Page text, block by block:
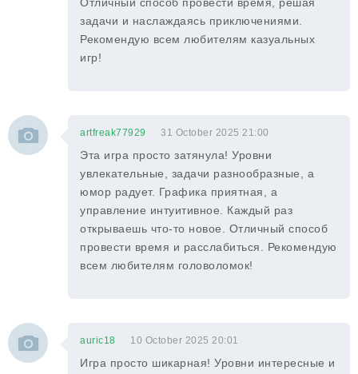
задачи и наслаждаясь приключениями.
Рекомендую всем любителям казуальных
игр!
artfreak77929 31 October 2025 21:00
Эта игра просто затянула! Уровни
увлекательные, задачи разнообразные, а
юмор радует. Графика приятная, а
управление интуитивное. Каждый раз
открываешь что-то новое. Отличный способ
провести время и расслабиться. Рекомендую
всем любителям головоломок!
auric18 10 October 2025 20:01
Игра просто шикарная! Уровни интересные и